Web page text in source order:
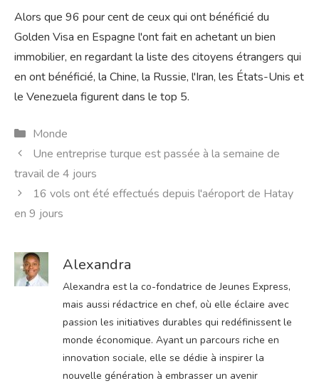
Alors que 96 pour cent de ceux qui ont bénéficié du
Golden Visa en Espagne l'ont fait en achetant un bien
immobilier, en regardant la liste des citoyens étrangers qui
en ont bénéficié, la Chine, la Russie, l'Iran, les États-Unis et
le Venezuela figurent dans le top 5.
Catégories
Monde
Une entreprise turque est passée à la semaine de
travail de 4 jours
16 vols ont été effectués depuis l'aéroport de Hatay
en 9 jours
Alexandra
Alexandra est la co-fondatrice de Jeunes Express,
mais aussi rédactrice en chef, où elle éclaire avec
passion les initiatives durables qui redéfinissent le
monde économique. Ayant un parcours riche en
innovation sociale, elle se dédie à inspirer la
nouvelle génération à embrasser un avenir